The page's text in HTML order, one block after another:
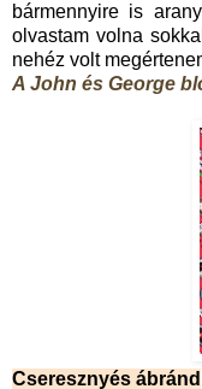
bármennyire is
olvastam volna
nehéz volt
A John és George
Cseresznyés ábránd